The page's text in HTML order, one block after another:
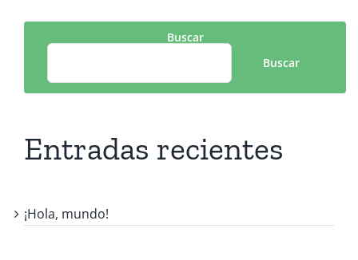
Buscar
Buscar
Entradas recientes
¡Hola, mundo!